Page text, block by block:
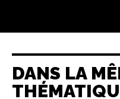
DANS LA